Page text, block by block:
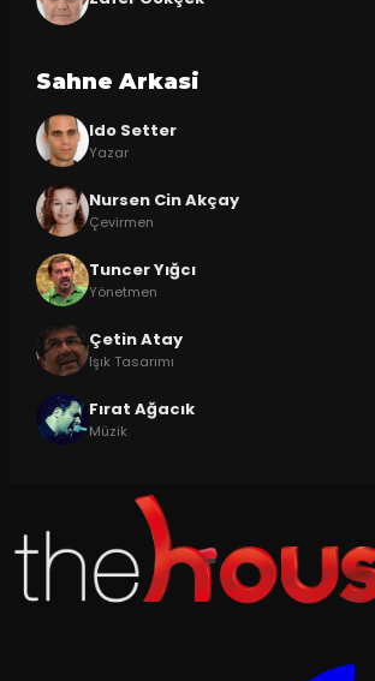
Sahne Arkasi
Ido Setter
Yazar
Nursen Cin Akçay
Çevirmen
Tuncer Yığcı
Yönetmen
Çetin Atay
Işık Tasarımı
Fırat Ağacık
Müzik